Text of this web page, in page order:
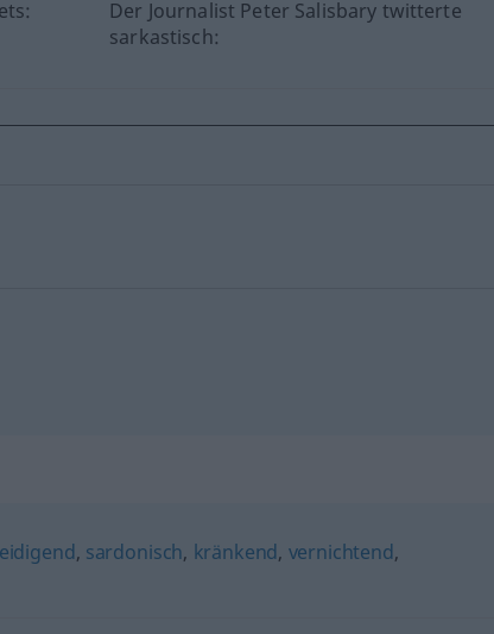
Der Journalist Peter Salisbary twitterte
sarkastisch:
, sardonisch, kränkend, vernichtend,